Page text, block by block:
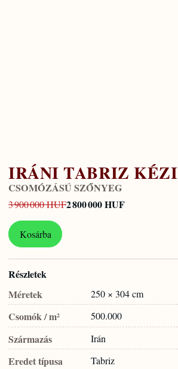
IRÁNI TABRIZ KÉZI
CSOMÓZÁSÚ SZŐNYEG
3 900 000 HUF2 800 000 HUF
Kosárba
Részletek
Méretek
250 × 304 cm
Csomók / m² 500.000
Származás Irán
Eredet típusa Tabriz